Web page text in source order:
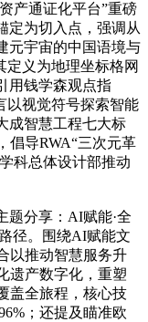
产通证化平台”重磅
定为切入点，强调从
元宇宙的中国语境与
定义为地理坐标格网
用钱学森观点指
以视觉符号探索智能
成智慧工程七大标
倡导RWA“三次元革
科总体设计部推动
题分享：AI赋能·全
径。围绕AI赋能文
以推动智慧服务升
遗产数字化，重塑
盖全旅程，核心技
；还提及瞄准欧